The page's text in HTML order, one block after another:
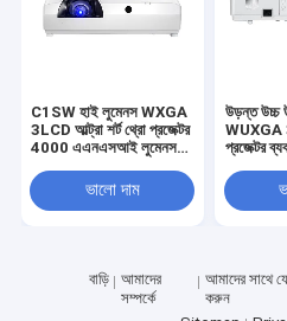
C1SW হাই লুমেনস WXGA
3LCD আল্ট্রা শর্ট থ্রো প্রজেক্টর
4000 এএনএসআই লুমেনস
ভালো দাম
উড়ন্ত উচ্চ
WUXGA
প্রজেক্টর
বাড়ি
আমাদের
সম্পর্কে
আমাদের সাথে
করুন